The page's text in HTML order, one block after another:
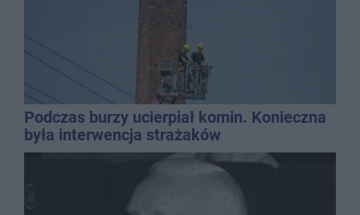
Podczas burzy ucierpiał komin. Konieczna
była interwencja strażaków